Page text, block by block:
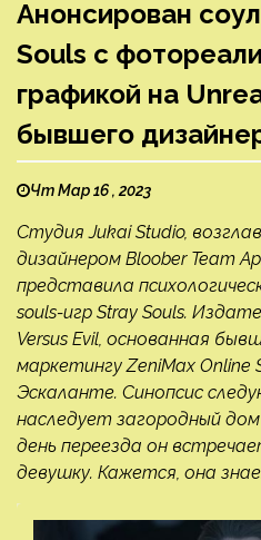
Анонсирован
Souls с
графикой на
бывшего
Чт Мар 16 , 2023
Студия Jukai Studio,
дизайнером Bloober Team
представила
souls-игр Stray Souls.
Versus Evil, основанная
маркетингу ZeniMax
Эскаланте. Синопсис
наследует загородный
день переезда он
девушку. Кажется, она